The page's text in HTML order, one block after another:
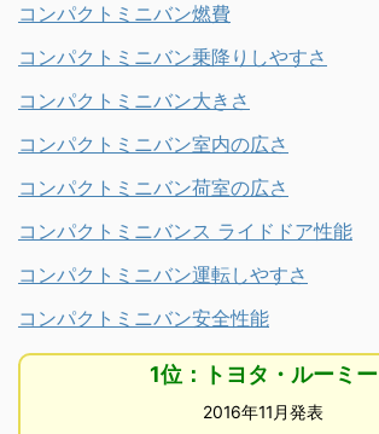
コンパクトミニバン燃費
コンパクトミニバン乗降りしやすさ
コンパクトミニバン大きさ
コンパクトミニバン室内の広さ
コンパクトミニバン荷室の広さ
コンパクトミニバンス ライドドア性能
コンパクトミニバン運転しやすさ
コンパクトミニバン安全性能
1位：トヨタ・ルーミー
2016年11月発表